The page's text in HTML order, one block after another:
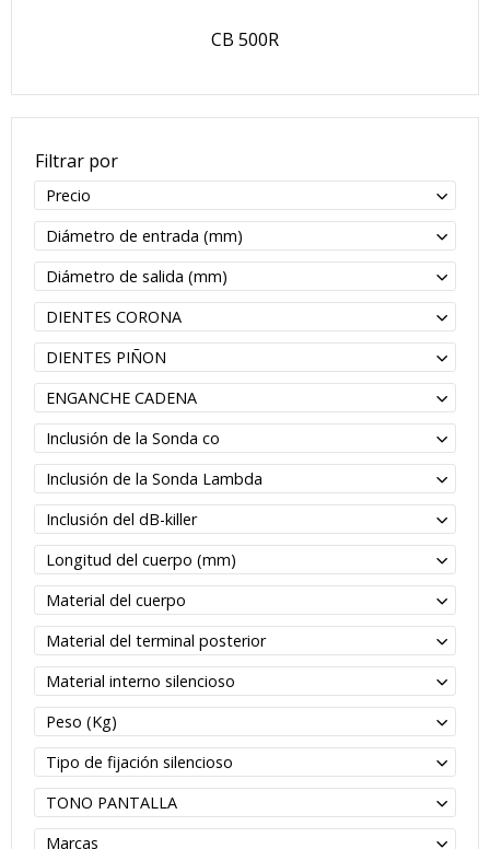
CB 500R
Filtrar por
Precio
Diámetro de entrada (mm)
Diámetro de salida (mm)
DIENTES CORONA
DIENTES PIÑON
ENGANCHE CADENA
Inclusión de la Sonda co
Inclusión de la Sonda Lambda
Inclusión del dB-killer
Longitud del cuerpo (mm)
Material del cuerpo
Material del terminal posterior
Material interno silencioso
Peso (Kg)
Tipo de fijación silencioso
TONO PANTALLA
Marcas